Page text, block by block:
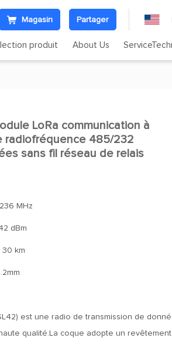
Magasin Partager
produit About Us

LoRa communication à
radiofréquence 485/232
sans fil réseau de relais
MHz
dBm
30 km
est une radio de transmission de
qualité.La coque adopte un